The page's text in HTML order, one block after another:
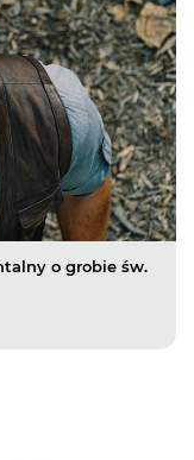
o grobie św.